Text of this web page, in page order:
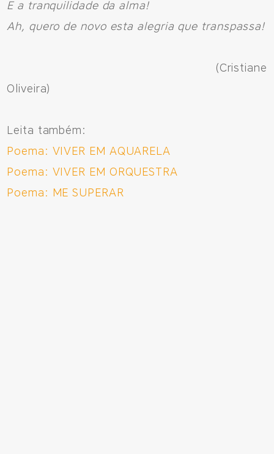
E a tranquilidade da alma!
Ah, quero de novo esta alegria que transpassa!
(Cristiane
Oliveira)
Leita também:
Poema: VIVER EM AQUARELA
Poema: VIVER EM ORQUESTRA
Poema: ME SUPERAR